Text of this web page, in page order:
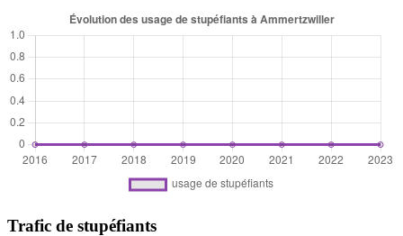
Trafic de stupéfiants